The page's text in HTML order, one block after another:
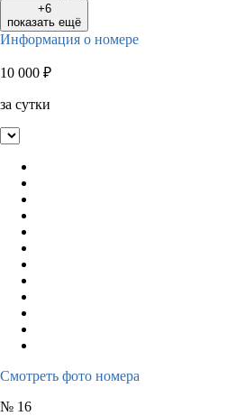
+6
показать ещё
Информация о номере
10 000 ₽
за сутки
Смотреть фото номера
№ 16